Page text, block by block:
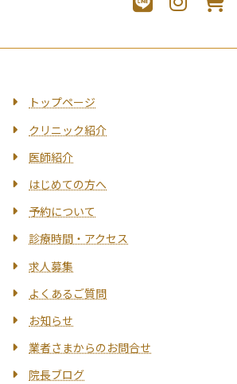
トップページ
クリニック紹介
医師紹介
はじめての方へ
予約について
診療時間・アクセス
求人募集
よくあるご質問
お知らせ
業者さまからのお問合せ
院長ブログ